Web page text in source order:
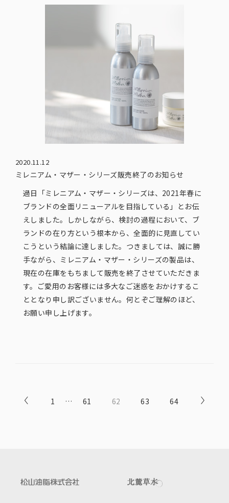
2020.11.12
ミレニアム・マザー・シリーズ販売終了のお知らせ
過日「ミレニアム・マザー・シリーズは、2021年春に
ブランドの全面リニューアルを目指している」とお伝
えしました。しかしながら、検討の過程において、ブ
ランドの在り方という根本から、全面的に見直してい
こうという結論に達しました。つきましては、誠に勝
手ながら、ミレニアム・マザー・シリーズの製品は、
現在の在庫をもちまして販売を終了させていただきま
す。ご愛用のお客様には多大なご迷惑をおかけするこ
ととなり申し訳ございません。何とぞご理解のほど、
お願い申し上げます。
1 … 61 62 63 64